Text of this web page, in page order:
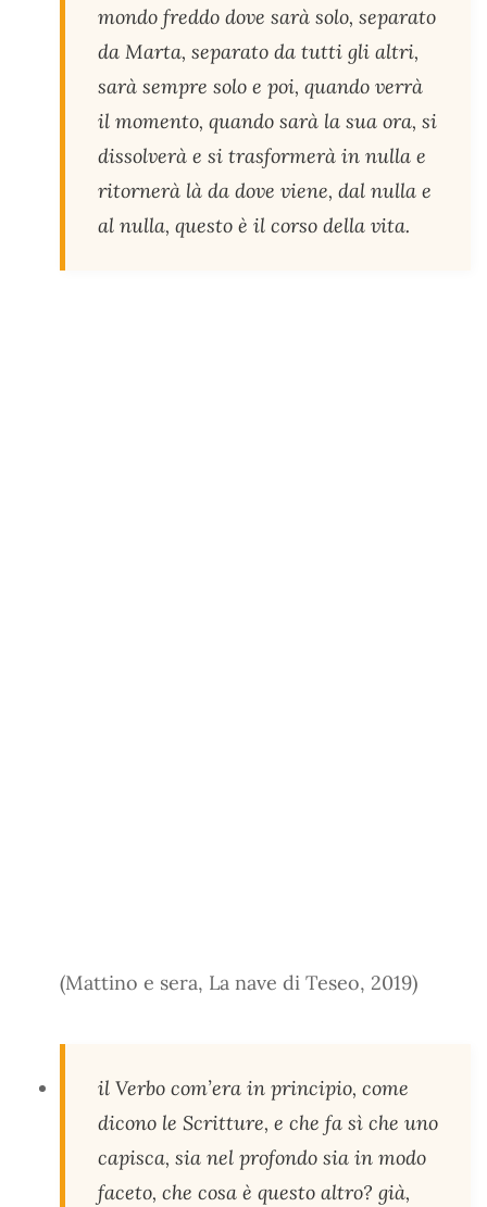
mondo freddo dove sarà solo, separato
da Marta, separato da tutti gli altri,
sarà sempre solo e poi, quando verrà
il momento, quando sarà la sua ora, si
dissolverà e si trasformerà in nulla e
ritornerà là da dove viene, dal nulla e
al nulla, questo è il corso della vita.
(Mattino e sera, La nave di Teseo, 2019)
il Verbo com’era in principio, come
dicono le Scritture, e che fa sì che uno
capisca, sia nel profondo sia in modo
faceto, che cosa è questo altro? già,